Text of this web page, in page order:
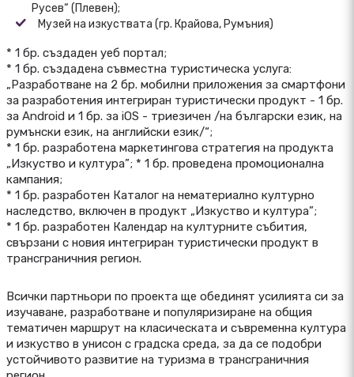
Русев“ (Плевен);
Музей на изкуствата (гр. Крайова, Румъния)
* 1 бр. създаден уеб портал;
* 1 бр. създадена съвместна туристическа услуга:
„Разработване на 2 бр. мобилни приложения за смартфони
за разработения интегриран туристически продукт - 1 бр.
за Android и 1 бр. за iOS - триезичен /на български език, на
румънски език, на английски език/“;
* 1 бр. разработена маркетингова стратегия на продукта
„Изкуство и култура”; * 1 бр. проведена промоционална
кампания;
* 1 бр. разработен Каталог на нематериално културно
наследство, включен в продукт „Изкуство и култура”;
* 1 бр. разработен Календар на културните събития,
свързани с новия интегриран туристически продукт в
трансграничния регион.
Всички партньори по проекта ще обединят усилията си за
изучаване, разработване и популяризиране на общия
тематичен маршрут на класическата и съвременна култура
и изкуство в унисон с градска среда, за да се подобри
устойчивото развитие на туризма в трансграничния